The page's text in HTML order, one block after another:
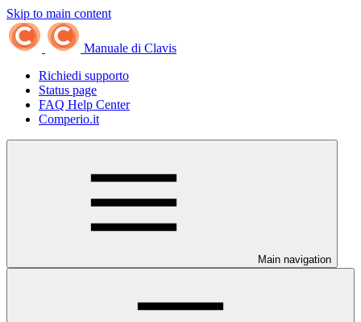
Skip to main content
Manuale di Clavis
Richiedi supporto
Status page
FAQ Help Center
Comperio.it
Main navigation